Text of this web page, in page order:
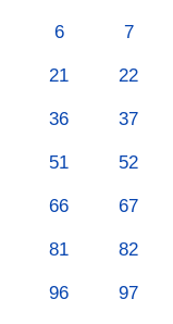
6 7
21 22
36 37
51 52
66 67
81 82
96 97